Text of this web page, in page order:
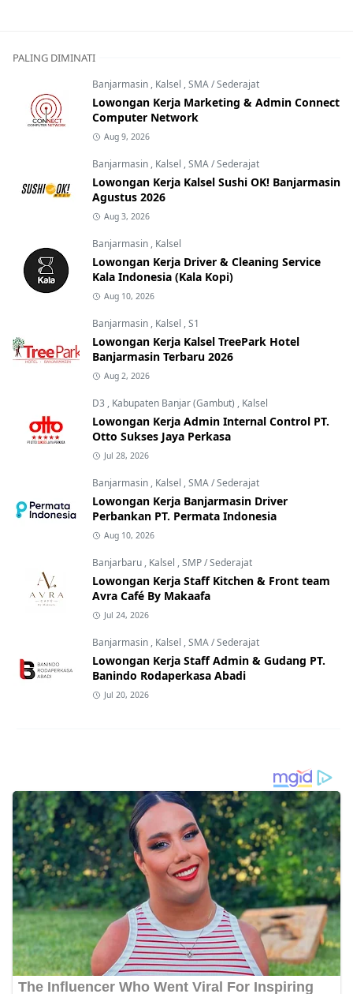
PALING DIMINATI
Banjarmasin , Kalsel ,SMA / Sederajat
Lowongan Kerja Marketing & Admin Connect
Computer Network
Aug 9, 2026
Banjarmasin , Kalsel ,SMA / Sederajat
Lowongan Kerja Kalsel Sushi OK! Banjarmasin
Agustus 2026
Aug 3, 2026
Banjarmasin , Kalsel
Lowongan Kerja Driver & Cleaning Service
Kala Indonesia (Kala Kopi)
Aug 10, 2026
Banjarmasin , Kalsel ,S1
Lowongan Kerja Kalsel TreePark Hotel
Banjarmasin Terbaru 2026
Aug 2, 2026
D3 , Kabupaten Banjar (Gambut) , Kalsel
Lowongan Kerja Admin Internal Control PT.
Otto Sukses Jaya Perkasa
Jul 28, 2026
Banjarmasin , Kalsel ,SMA / Sederajat
Lowongan Kerja Banjarmasin Driver
Perbankan PT. Permata Indonesia
Aug 10, 2026
Banjarbaru , Kalsel ,SMP / Sederajat
Lowongan Kerja Staff Kitchen & Front team
Avra Café By Makaafa
Jul 24, 2026
Banjarmasin , Kalsel ,SMA / Sederajat
Lowongan Kerja Staff Admin & Gudang PT.
Banindo Rodaperkasa Abadi
Jul 20, 2026